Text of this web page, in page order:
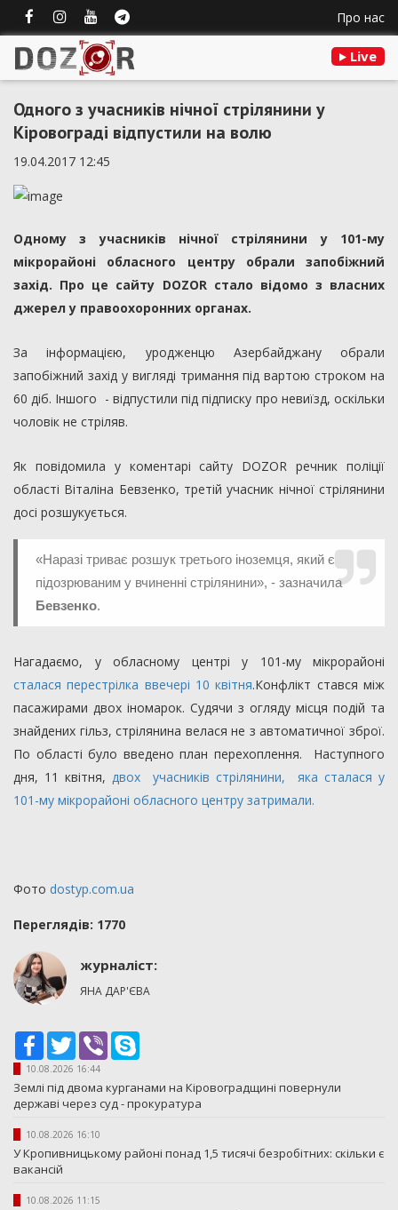
Про нас
Live
Одного з учасників нічної стрілянини у
Кіровограді відпустили на волю
19.04.2017 12:45
Одному з учасників нічної стрілянини у 101-му
мікрорайоні обласного центру обрали запобіжний
захід. Про це сайту DOZOR стало відомо з власних
джерел у правоохоронних органах.
За інформацією, уродженцю Азербайджану обрали
запобіжний захід у вигляді тримання під вартою строком на
60 діб. Іншого - відпустили під підписку про невиїзд, оскільки
чоловік не стріляв.
Як повідомила у коментарі сайту DOZOR речник поліції
області Віталіна Бевзенко, третій учасник нічної стрілянини
досі розшукується.
«Наразі триває розшук третього іноземця, який є
підозрюваним у вчиненні стрілянини», - зазначила
Бевзенко.
Нагадаємо, у обласному центрі у 101-му мікрорайоні
сталася перестрілка ввечері 10 квітня.Конфлікт стався між
пасажирами двох іномарок. Судячи з огляду місця подій та
знайдених гільз, стрілянина велася не з автоматичної зброї.
По області було введено план перехоплення. Наступного
дня, 11 квітня, двох учасників стрілянини, яка сталася у
101-му мікрорайоні обласного центру затримали.
Фото dostyp.com.ua
Переглядiв: 1770
журналіст:
ЯНА ДАР'ЄВА
Facebook
TwitterViber
10.08.2026 16:44
Землі під двома курганами на Кіровоградщині повернули
державі через суд - прокуратура
10.08.2026 16:10
У Кропивницькому районі понад 1,5 тисячі безробітних: скільки є
вакансій
10.08.2026 11:15